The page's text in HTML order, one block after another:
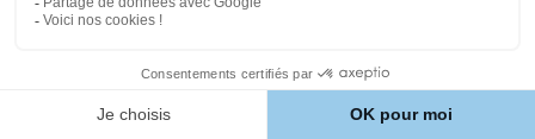
100% personnalisé